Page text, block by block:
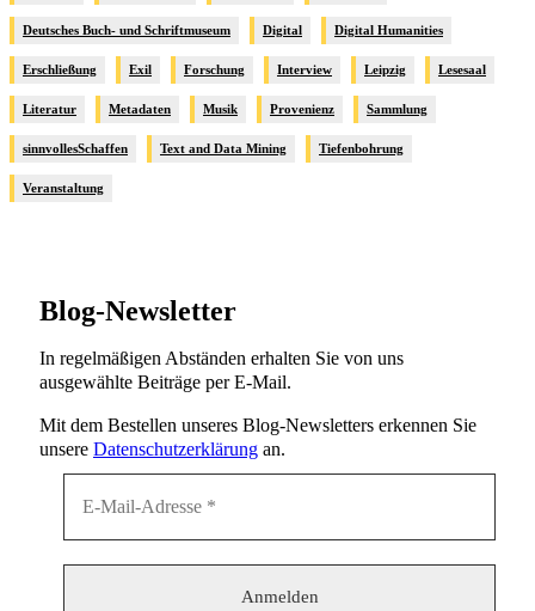
Deutsches Buch- und Schriftmuseum Digital Digital Humanities
Erschließung Exil Forschung Interview Leipzig Lesesaal
Literatur Metadaten Musik Provenienz Sammlung
sinnvollesSchaffen Text and Data Mining Tiefenbohrung
Veranstaltung
Blog-Newsletter
In regelmäßigen Abständen erhalten Sie von uns
ausgewählte Beiträge per E-Mail.
Mit dem Bestellen unseres Blog-Newsletters erkennen Sie
unsere Datenschutzerklärung an.